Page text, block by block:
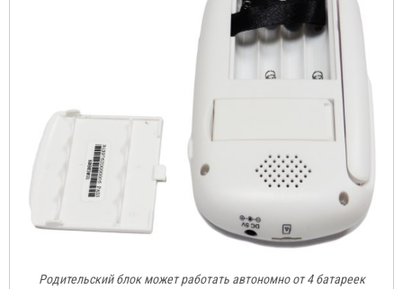
Родительский блок может работать автономно от 4 батареек